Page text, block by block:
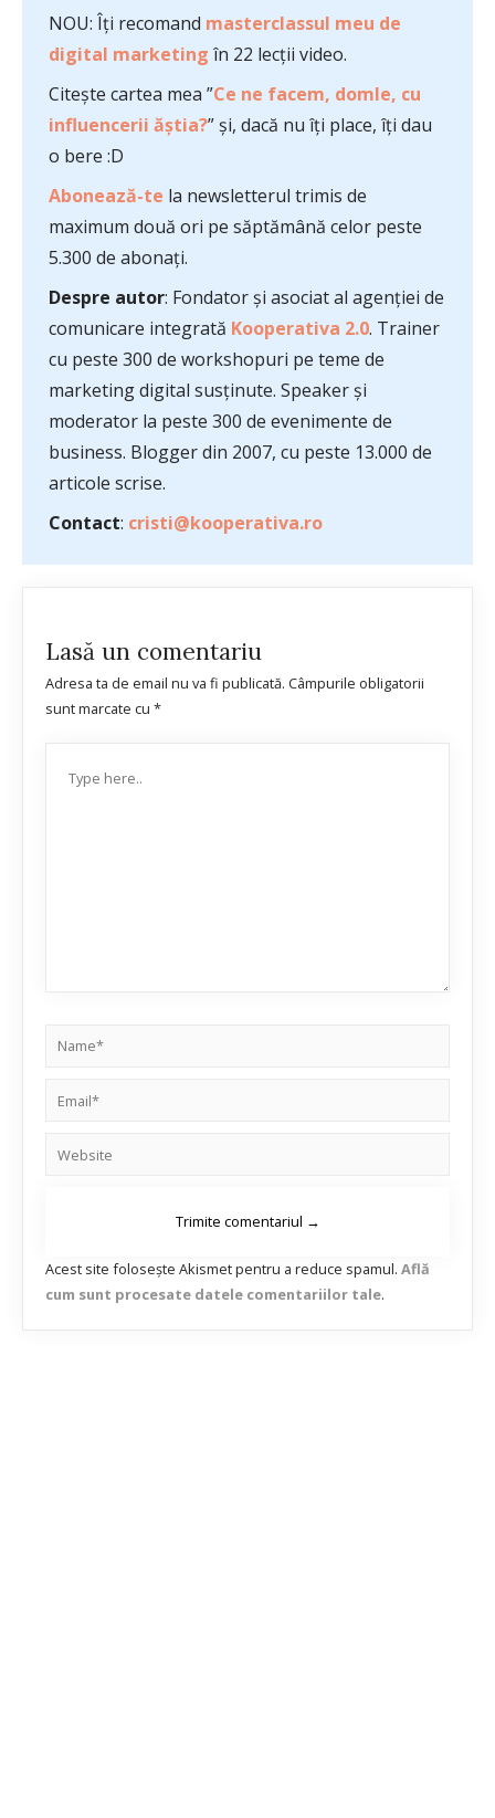
NOU: Îți recomand masterclassul meu de
digital marketing în 22 lecții video.
Citește cartea mea ”Ce ne facem, domle, cu
influencerii ăștia?” și, dacă nu îți place, îți dau
o bere :D
Abonează-te la newsletterul trimis de
maximum două ori pe săptămână celor peste
5.300 de abonați.
Despre autor: Fondator și asociat al agenției de
comunicare integrată Kooperativa 2.0. Trainer
cu peste 300 de workshopuri pe teme de
marketing digital susținute. Speaker și
moderator la peste 300 de evenimente de
business. Blogger din 2007, cu peste 13.000 de
articole scrise.
Contact: cristi@kooperativa.ro
Lasă un comentariu
Adresa ta de email nu va fi publicată. Câmpurile obligatorii
sunt marcate cu *
Acest site folosește Akismet pentru a reduce spamul. Află
cum sunt procesate datele comentariilor tale.